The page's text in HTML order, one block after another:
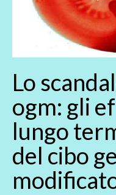
CONTATTI
Lo
ogm: gli
lungo
del cibo